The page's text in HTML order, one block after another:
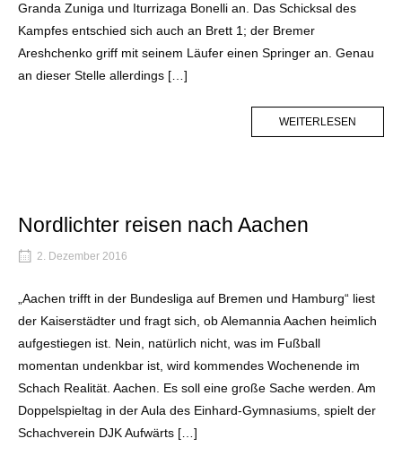
Granda Zuniga und Iturrizaga Bonelli an. Das Schicksal des
Kampfes entschied sich auch an Brett 1; der Bremer
Areshchenko griff mit seinem Läufer einen Springer an. Genau
an dieser Stelle allerdings […]
WEITERLESEN
Nordlichter reisen nach Aachen
2. Dezember 2016
„Aachen trifft in der Bundesliga auf Bremen und Hamburg“ liest
der Kaiserstädter und fragt sich, ob Alemannia Aachen heimlich
aufgestiegen ist. Nein, natürlich nicht, was im Fußball
momentan undenkbar ist, wird kommendes Wochenende im
Schach Realität. Aachen. Es soll eine große Sache werden. Am
Doppelspieltag in der Aula des Einhard-Gymnasiums, spielt der
Schachverein DJK Aufwärts […]